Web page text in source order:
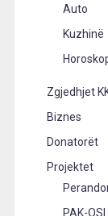
Auto
Kuzhinë
Zgjedhjet
Biznes
Donatorët
Projektet
PAK-OSI